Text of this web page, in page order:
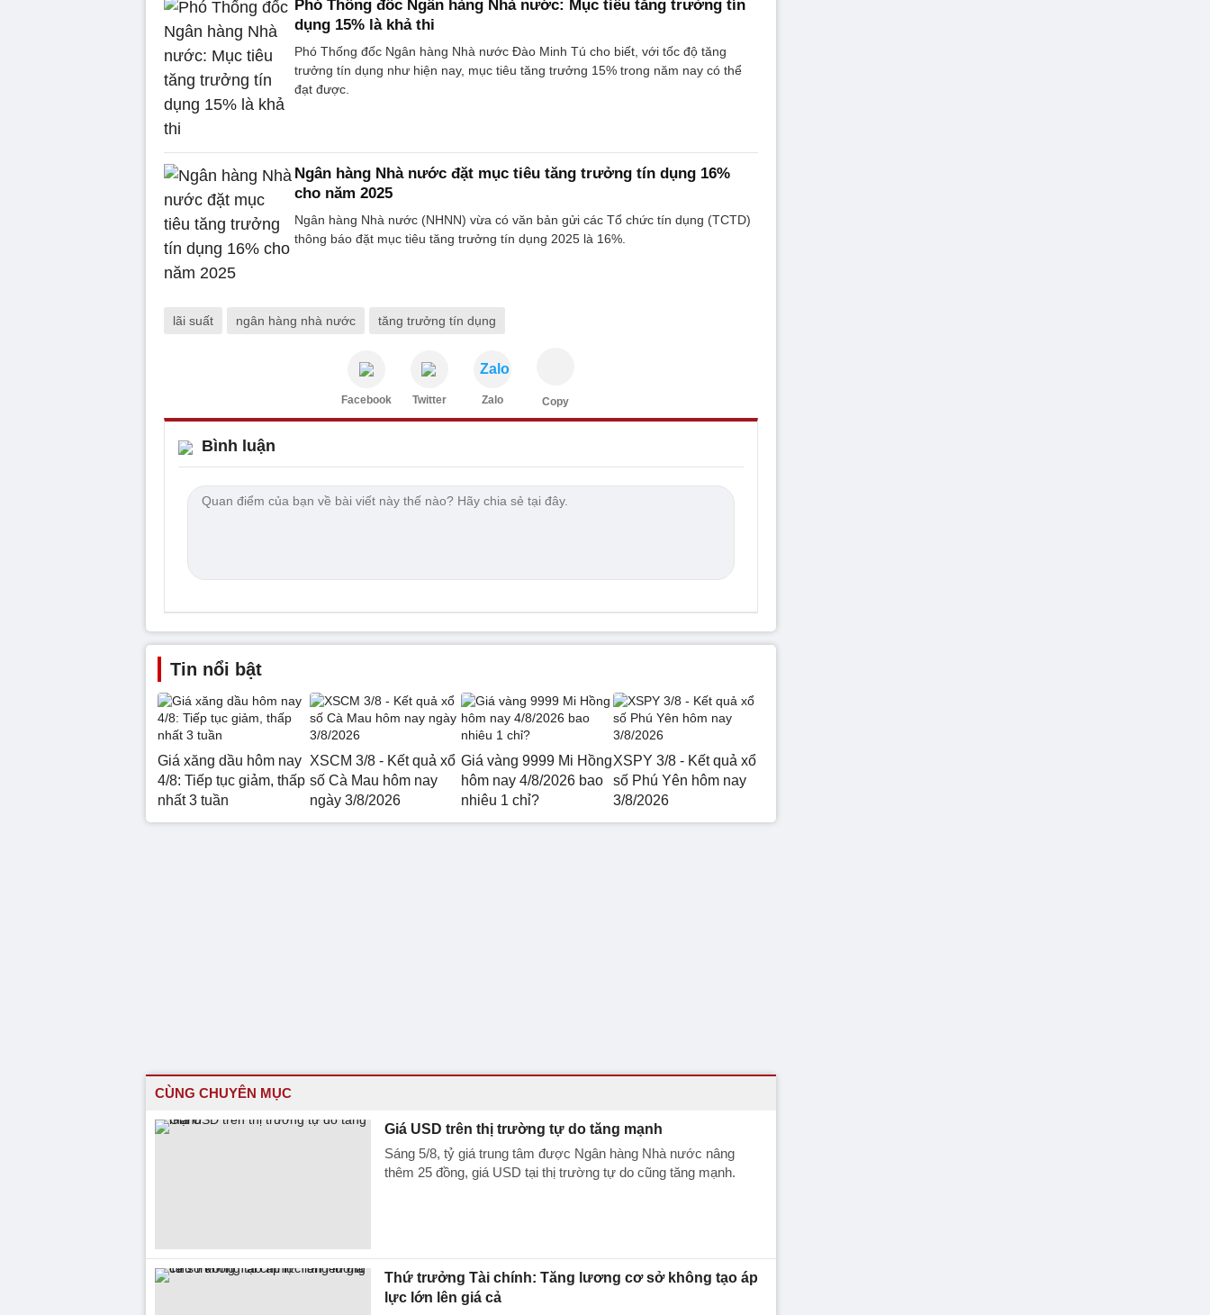
Phó Thống đốc Ngân hàng Nhà nước: Mục tiêu tăng trưởng tín
dụng 15% là khả thi
Phó Thống đốc Ngân hàng Nhà nước Đào Minh Tú cho biết, với tốc độ tăng
trưởng tín dụng như hiện nay, mục tiêu tăng trưởng 15% trong năm nay có thể
đạt được.
Ngân hàng Nhà nước đặt mục tiêu tăng trưởng tín dụng 16%
cho năm 2025
Ngân hàng Nhà nước (NHNN) vừa có văn bản gửi các Tổ chức tín dụng (TCTD)
thông báo đặt mục tiêu tăng trưởng tín dụng 2025 là 16%.
lãi suất ngân hàng nhà nước tăng trưởng tín dụng
Facebook Twitter
Zalo
Zalo Copy
Bình luận
Tin nổi bật
Giá xăng dầu hôm nay
4/8: Tiếp tục giảm, thấp
nhất 3 tuần
XSCM 3/8 - Kết quả xổ
số Cà Mau hôm nay
ngày 3/8/2026
Giá vàng 9999 Mi Hồng
hôm nay 4/8/2026 bao
nhiêu 1 chỉ?
XSPY 3/8 - Kết quả xổ
số Phú Yên hôm nay
3/8/2026
CÙNG CHUYÊN MỤC
Giá USD trên thị trường tự do tăng mạnh
Sáng 5/8, tỷ giá trung tâm được Ngân hàng Nhà nước nâng
thêm 25 đồng, giá USD tại thị trường tự do cũng tăng mạnh.
Thứ trưởng Tài chính: Tăng lương cơ sở không tạo áp
lực lớn lên giá cả